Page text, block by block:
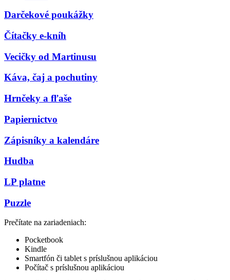
Darčekové poukážky
Čítačky e-kníh
Vecičky od Martinusu
Káva, čaj a pochutiny
Hrnčeky a fľaše
Papiernictvo
Zápisníky a kalendáre
Hudba
LP platne
Puzzle
Prečítate na zariadeniach:
Pocketbook
Kindle
Smartfón či tablet s príslušnou aplikáciou
Počítač s príslušnou aplikáciou